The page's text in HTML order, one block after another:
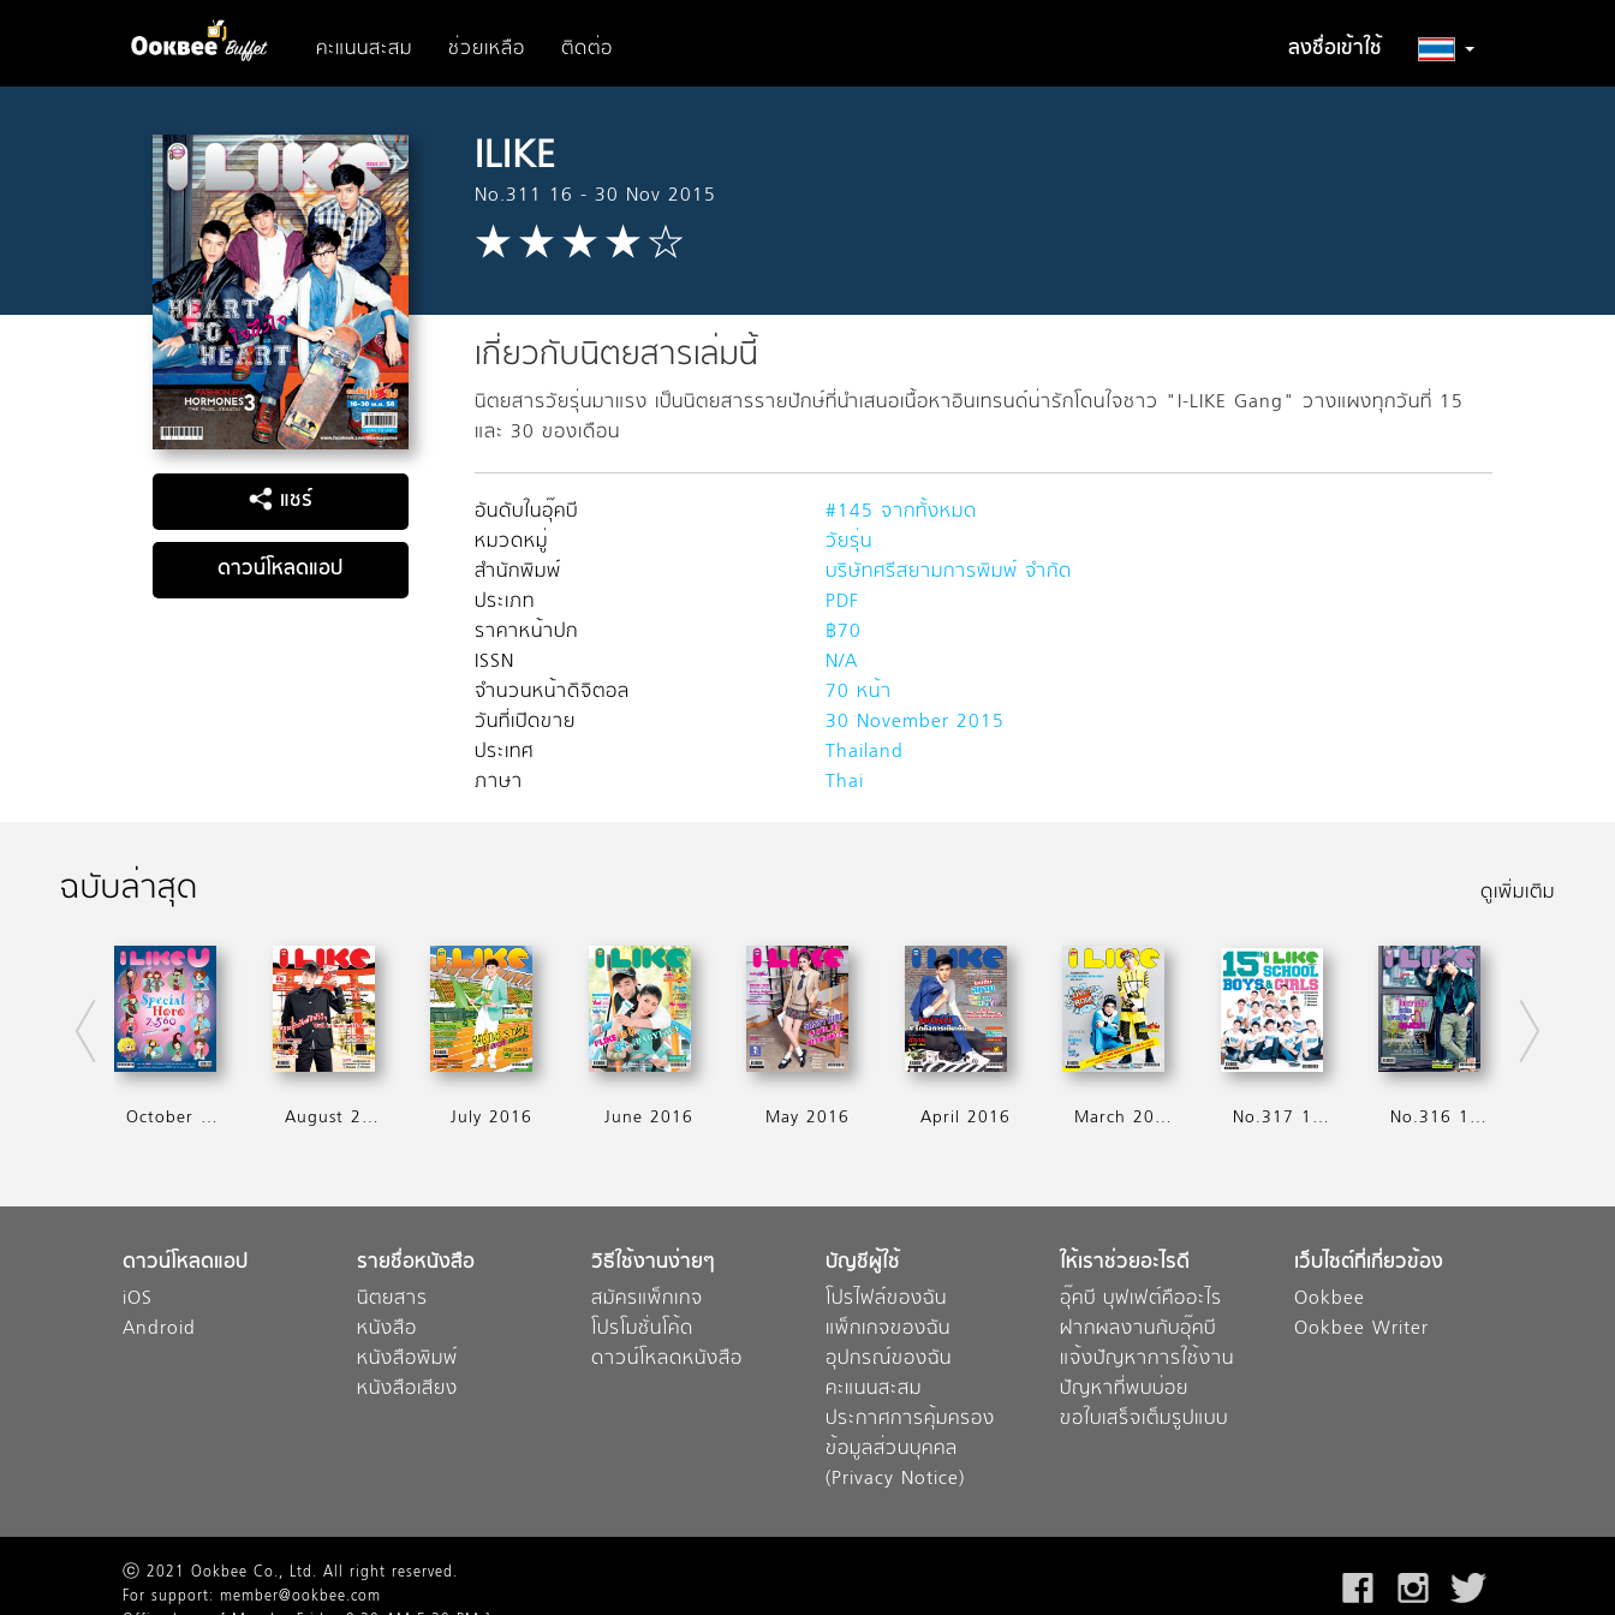
คะแนนสะสม ช่วยเหลือ ติดต่อ ลงชื่อเข้าใช้
แชร์
ดาวน์โหลดแอป
ILIKE
No.311 16 - 30 Nov 2015
เกี่ยวกับนิตยสารเล่มนี้
นิตยสารวัยรุ่นมาแรง เป็นนิตยสารรายปักษ์ที่นำเสนอเนื้อหาอินเทรนด์น่ารักโดนใจชาว "I-LIKE Gang" วางแผงทุกวันที่ 15
และ 30 ของเดือน
อันดับในอุ๊คบี
#145 จากทั้งหมด
หมวดหมู่
วัยรุ่น
สำนักพิมพ์
บริษัทศรีสยามการพิมพ์ จำกัด
ประเภท
PDF
ราคาหน้าปก
฿70
ISSN
N/A
จำนวนหน้าดิจิตอล
70 หน้า
วันที่เปิดขาย
30 November 2015
ประเทศ
Thailand
ภาษา
Thai
ฉบับล่าสุด ดูเพิ่มเติม
October 2016 August 2016 July 2016 June 2016 May 2016 April 2016 March 2016 No.317 16 - 31 Feb 2016 No.316 1 - 15 Feb 2016
ดาวน์โหลดแอป
iOS
Android
รายชื่อหนังสือ
นิตยสาร
หนังสือ
หนังสือพิมพ์
หนังสือเสียง
วิธีใช้งานง่ายๆ
สมัครแพ็กเกจ
โปรโมชั่นโค้ด
ดาวน์โหลดหนังสือ
บัญชีผู้ใช้
โปรไฟล์ของฉัน
แพ็กเกจของฉัน
อุปกรณ์ของฉัน
คะแนนสะสม
ประกาศการคุ้มครอง
ข้อมูลส่วนบุคคล
(Privacy Notice)
ให้เราช่วยอะไรดี
อุ๊คบี บุฟเฟต์คืออะไร
ฝากผลงานกับอุ๊คบี
แจ้งปัญหาการใช้งาน
ปัญหาที่พบบ่อย
ขอใบเสร็จเต็มรูปแบบ
เว็บไซต์ที่เกี่ยวข้อง
Ookbee
Ookbee Writer
ⓒ 2021 Ookbee Co., Ltd. All right reserved.
For support: member@ookbee.com